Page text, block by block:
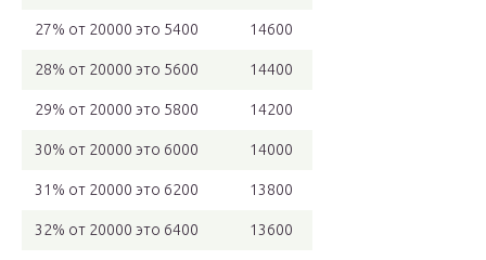
27% от 20000 это 5400 14600
28% от 20000 это 5600 14400
29% от 20000 это 5800 14200
30% от 20000 это 6000 14000
31% от 20000 это 6200 13800
32% от 20000 это 6400 13600